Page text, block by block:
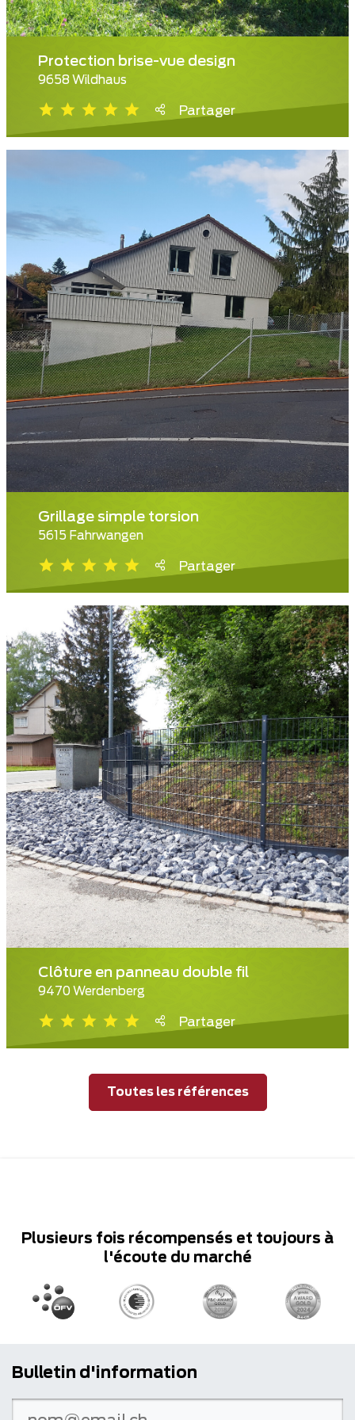
Protection brise-vue design
9658 Wildhaus
Partager
Grillage simple torsion
5615 Fahrwangen
Partager
Clôture en panneau double fil
9470 Werdenberg
Partager
Toutes les références
Plusieurs fois récompensés et toujours à
l'écoute du marché
Bulletin d'information